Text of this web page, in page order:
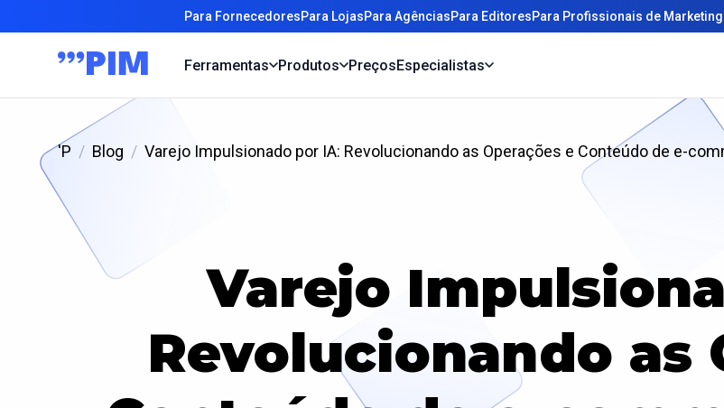
Para FornecedoresPara LojasPara AgênciasPara EditoresPara Profissionais de Marketing
Ferramentas Produtos PreçosEspecialistas
'P Blog Varejo Impulsionado por IA: Revolucionando as Operações e Conteúdo de e-
Varejo
Revolucionando as